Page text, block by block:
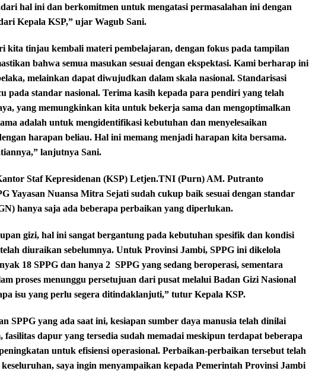
hal ini dan berkomitmen untuk mengatasi permasalahan ini dengan
Kepala KSP,” ujar Wagub Sani.
kita tinjau kembali materi pembelajaran, dengan fokus pada tampilan
bahwa semua masukan sesuai dengan ekspektasi. Kami berharap ini
melainkan dapat diwujudkan dalam skala nasional. Standarisasi
pada standar nasional. Terima kasih kepada para pendiri yang telah
yang memungkinkan kita untuk bekerja sama dan mengoptimalkan
adalah untuk mengidentifikasi kebutuhan dan menyelesaikan
harapan beliau. Hal ini memang menjadi harapan kita bersama.
lanjutnya Sani.
Staf Kepresidenan (KSP) Letjen.TNI (Purn) AM. Putranto
Yayasan Nuansa Mitra Sejati sudah cukup baik sesuai dengan standar
hanya saja ada beberapa perbaikan yang diperlukan.
gizi, hal ini sangat bergantung pada kebutuhan spesifik dan kondisi
diuraikan sebelumnya. Untuk Provinsi Jambi, SPPG ini dikelola
18 SPPG dan hanya 2 SPPG yang sedang beroperasi, sementara
proses menunggu persetujuan dari pusat melalui Badan Gizi Nasional
isu yang perlu segera ditindaklanjuti,” tutur Kepala KSP.
SPPG yang ada saat ini, kesiapan sumber daya manusia telah dinilai
fasilitas dapur yang tersedia sudah memadai meskipun terdapat beberapa
untuk efisiensi operasional. Perbaikan-perbaikan tersebut telah
saya ingin menyampaikan kepada Pemerintah Provinsi Jambi